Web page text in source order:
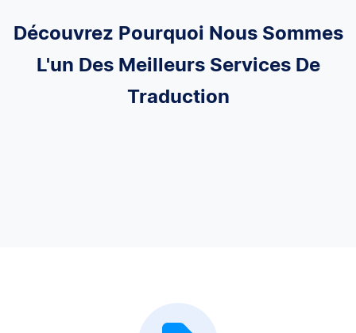
Découvrez Pourquoi Nous Sommes
L'un Des Meilleurs Services De
Traduction